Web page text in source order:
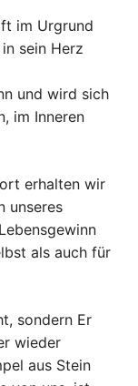
im Urgrund
sein Herz
und wird sich
im Inneren
erhalten wir
unseres
als auch für
sondern Er
wieder
aus Stein